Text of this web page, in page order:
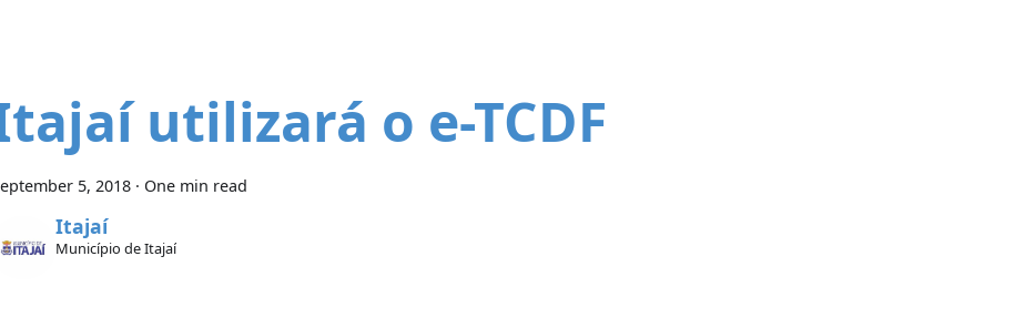
utilizará o e-TCDF
5, 2018 · One min read
Itajaí
Município de Itajaí